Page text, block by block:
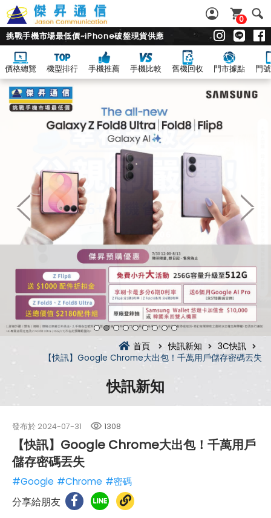
0
挑戰手機市場最低價~iPhone破盤現貨供應
價格總覽 機型排行 手機推薦 手機比較 舊機回收 門市據點 門
首頁 快訊新知
3C快訊
【快訊】Google Chrome大出包！千萬用戶儲存密碼丟失
快訊新知
發布於 2024-07-31 1308
【快訊】Google Chrome大出包！千萬用戶
儲存密碼丟失
#Google #Chrome #密碼
分享給朋友